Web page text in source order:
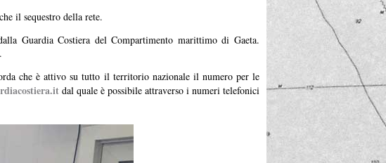
il sequestro della rete.
Guardia Costiera del Compartimento marittimo di Gaeta.
che è attivo su tutto il territorio nazionale il numero per le
dal quale è possibile attraverso i numeri telefonici